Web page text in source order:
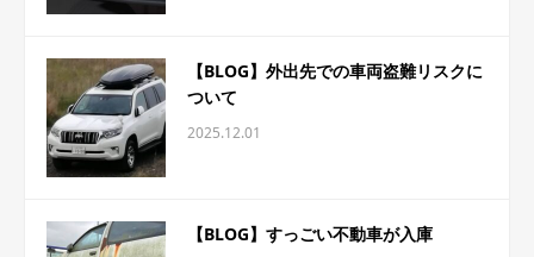
【BLOG】外出先での車両盗難リスクに
ついて
2025.12.01
【BLOG】すっごい不動車が入庫